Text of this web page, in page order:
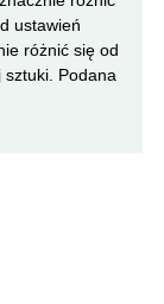
ustawień
różnić się od
Podana